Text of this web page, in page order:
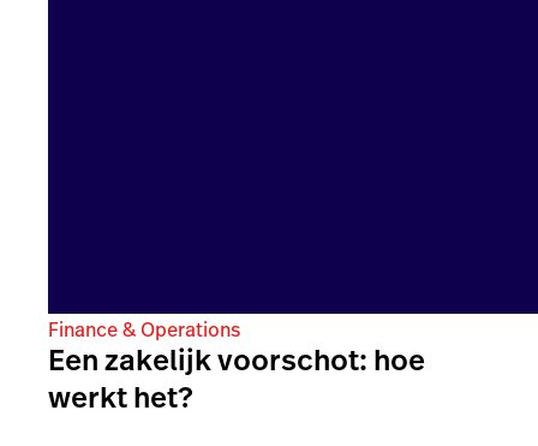
Finance & Operations
Een zakelijk voorschot: hoe
werkt het?